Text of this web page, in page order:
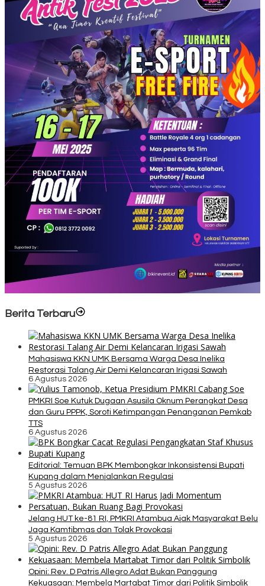
Berita Terbaru
Mahasiswa KKN UMK Bersama Warga Desa Inelika
Restorasi Talang Air Demi Kelancaran Irigasi Sawah
6 Agustus 2026
PMKRI Soe Kutuk Dugaan Asusila Oknum Perangkat Desa
dan Guru PPPK, Soroti Ketimpangan Penanganan Pemkab
TTS
6 Agustus 2026
Editorial: Temuan BPK Membongkar Inkonsistensi Bupati
Kupang dalam Menjalankan Regulasi
5 Agustus 2026
Jelang HUT ke-81 RI, PMKRI Atambua Ajak Masyarakat Belu
Jaga Kamtibmas dan Tolak Provokasi
5 Agustus 2026
Opini: Rev. D Patris Allegro Adat Bukan Panggung
Kekuasaan: Membela Martabat Timor dari Politik Simbolik